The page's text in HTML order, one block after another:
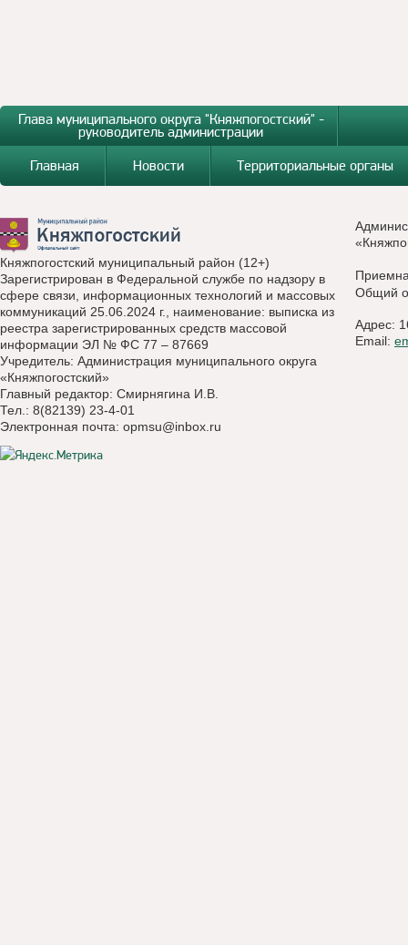
Глава муниципального округа "Княжпогостский" -
руководитель администрации
Главная
Новости Территориальные органы
Княжпогостский муниципальный район (12+)
Зарегистрирован в Федеральной службе по надзору в
сфере связи, информационных технологий и массовых
коммуникаций 25.06.2024 г., наименование: выписка из
реестра зарегистрированных средств массовой
информации ЭЛ № ФС 77 – 87669
Учредитель: Администрация муниципального округа
«Княжпогостский»
Главный редактор: Смирнягина И.В.
Тел.: 8(82139) 23-4-01
Электронная почта: opmsu@inbox.ru
Общий
Адрес:
Email: